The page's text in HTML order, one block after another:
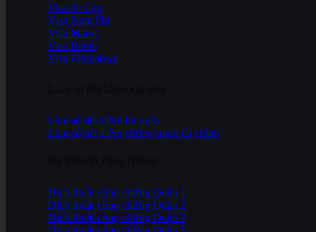
Visa Ai Cập
Visa Nam Phi
Visa Maroc
Visa Benin
Visa Zimbabwe
Làm sổ tiết kiệm lùi ngày
Làm sổ tiết kiệm chứng minh tài chính
Dịch thuật công chứng Quận 1
Dịch thuật công chứng Quận 2
Dịch thuật công chứng Quận 3